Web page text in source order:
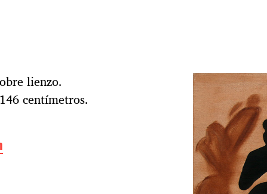
lienzo.
centímetros.